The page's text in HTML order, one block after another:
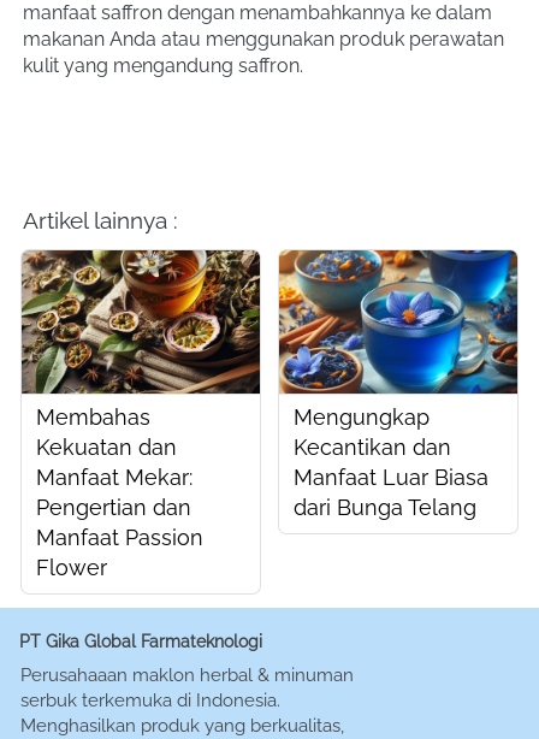
manfaat saffron dengan menambahkannya ke dalam
makanan Anda atau menggunakan produk perawatan
kulit yang mengandung saffron.
Artikel lainnya :
Membahas
Kekuatan dan
Manfaat Mekar:
Pengertian dan
Manfaat Passion
Flower
Mengungkap
Kecantikan dan
Manfaat Luar Biasa
dari Bunga Telang
PT Gika Global Farmateknologi
Perusahaaan maklon herbal & minuman
serbuk terkemuka di Indonesia.
Menghasilkan produk yang berkualitas,